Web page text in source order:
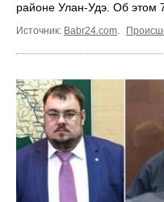
районе Улан-Удэ. Об этом
Источник: Babr24.com.